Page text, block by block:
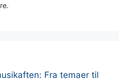
Fra temaer til